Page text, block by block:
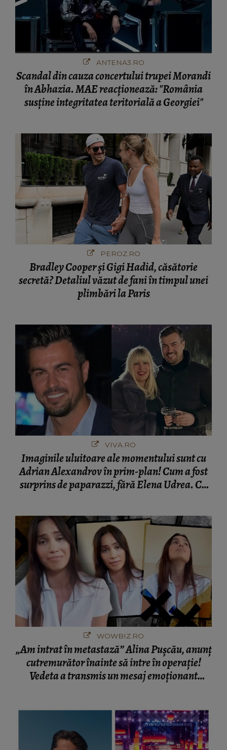
ANTENA3.RO
Scandal din cauza concertului trupei Morandi
în Abhazia. MAE reacționează: "România
susține integritatea teritorială a Georgiei"
PEROZ.RO
Bradley Cooper și Gigi Hadid, căsătorie
secretă? Detaliul văzut de fani în timpul unei
plimbări la Paris
VIVA.RO
Imaginile uluitoare ale momentului sunt cu
Adrian Alexandrov în prim-plan! Cum a fost
surprins de paparazzi, fără Elena Udrea. Cu
WOWBIZ.RO
„Am intrat în metastază” Alina Pușcău, anunț
cutremurător înainte să intre în operație!
Vedeta a transmis un mesaj emoționant